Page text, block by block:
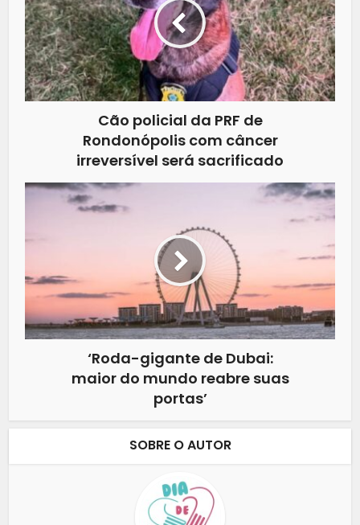
Cão policial da PRF de
Rondonópolis com câncer
irreversível será sacrificado
‘Roda-gigante de Dubai:
maior do mundo reabre suas
portas’
SOBRE O AUTOR